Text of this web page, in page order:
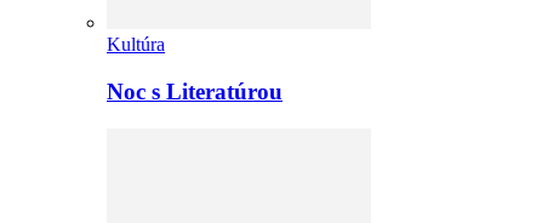
Kultúra
Noc s Literatúrou